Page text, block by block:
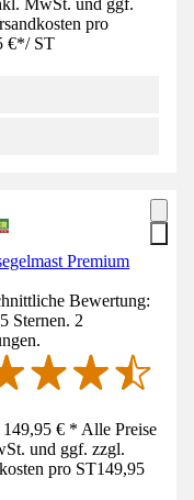
MwSt. und ggf.
pro
€*/ ST
Premium
Bewertung:
Sternen. 2
€ * Alle Preise
und ggf. zzgl.
pro ST149,95